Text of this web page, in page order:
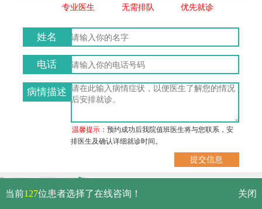
专业医生 无需排队 优先就诊
姓名
电话
病情描述
温馨提示：预约成功后我院值班医生将与您联系，安
排医生及确认详细就诊时间。
武汉市硚口区解放大道479号
免费电话：
当前127位患者选择了在线咨询！ 关闭